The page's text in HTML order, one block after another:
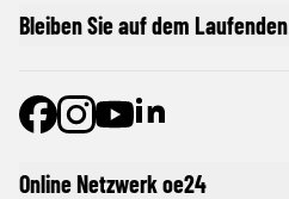
Online Netzwerk oe24
Bleiben Sie auf dem Laufenden